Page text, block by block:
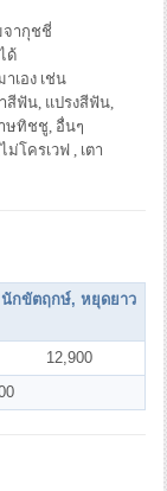
จากุชชี่
ด้
เอง เช่น
สีฟัน, แปรงสีฟัน,
ษทิชชู, อื่นๆ
โครเวฟ , เตา
นักขัตฤกษ์, หยุดยาว
12,900